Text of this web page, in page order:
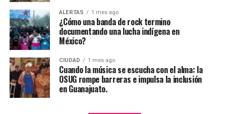
ALERTAS 1 mes ago
¿Cómo una banda de rock termino
documentando una lucha indígena en
México?
CIUDAD 1 mes ago
Cuando la música se escucha con el alma: la
OSUG rompe barreras e impulsa la inclusión
en Guanajuato.